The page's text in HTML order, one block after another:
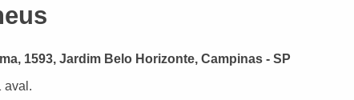
1593, Jardim Belo Horizonte, Campinas - SP
aval.